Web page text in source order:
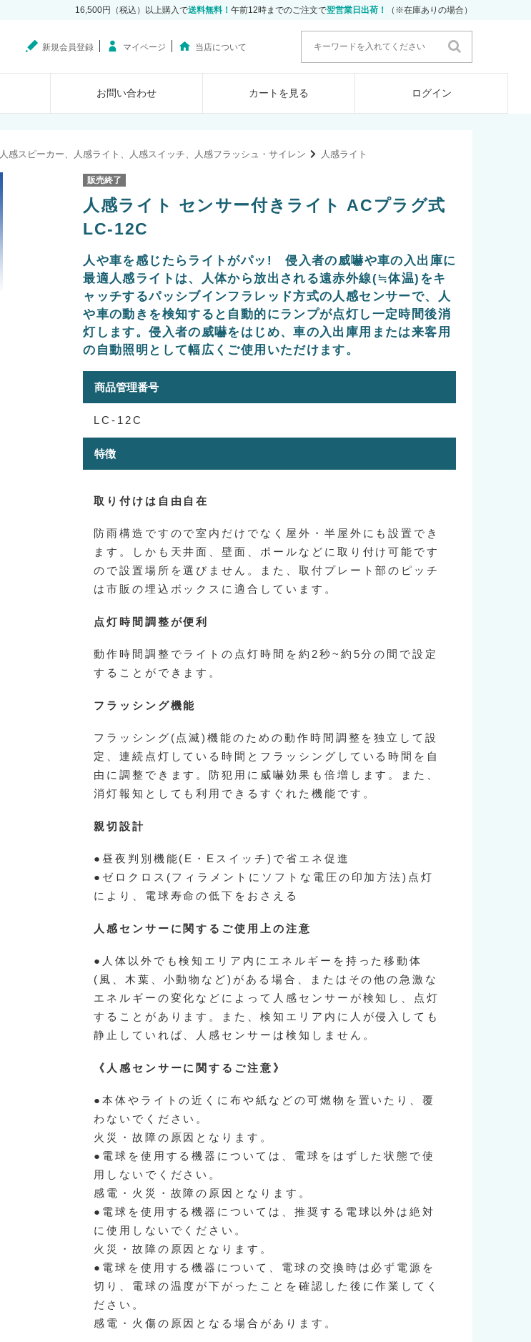
16,500円（税込）以上購入で送料無料！ 午前12時までのご注文で翌営業日出荷！ （※在庫ありの場合）
新規会員登録 マイページ 当店について
お問い合わせ カートを見る ログイン
人感スピーカー、人感ライト、人感スイッチ、人感フラッシュ・サイレン 人感ライト
販売終了
人感ライト センサー付きライト ACプラグ式
LC-12C
人や車を感じたらライトがパッ! 侵入者の威嚇や車の入出庫に
最適人感ライトは、人体から放出される遠赤外線(≒体温)をキ
ャッチするパッシブインフラレッド方式の人感センサーで、人
や車の動きを検知すると自動的にランプが点灯し一定時間後消
灯します。侵入者の威嚇をはじめ、車の入出庫用または来客用
の自動照明として幅広くご使用いただけます。
商品管理番号
LC-12C
特徴
取り付けは自由自在
防雨構造ですので室内だけでなく屋外・半屋外にも設置でき
ます。しかも天井面、壁面、ポールなどに取り付け可能です
ので設置場所を選びません。また、取付プレート部のピッチ
は市販の埋込ボックスに適合しています。
点灯時間調整が便利
動作時間調整でライトの点灯時間を約2秒~約5分の間で設定
することができます。
フラッシング機能
フラッシング(点滅)機能のための動作時間調整を独立して設
定、連続点灯している時間とフラッシングしている時間を自
由に調整できます。防犯用に威嚇効果も倍増します。また、
消灯報知としても利用できるすぐれた機能です。
親切設計
●昼夜判別機能(E・Eスイッチ)で省エネ促進
●ゼロクロス(フィラメントにソフトな電圧の印加方法)点灯
により、電球寿命の低下をおさえる
人感センサーに関するご使用上の注意
●人体以外でも検知エリア内にエネルギーを持った移動体
(風、木葉、小動物など)がある場合、またはその他の急激な
エネルギーの変化などによって人感センサーが検知し、点灯
することがあります。また、検知エリア内に人が侵入しても
静止していれば、人感センサーは検知しません。
《人感センサーに関するご注意》
●本体やライトの近くに布や紙などの可燃物を置いたり、覆
わないでください。
火災・故障の原因となります。
●電球を使用する機器については、電球をはずした状態で使
用しないでください。
感電・火災・故障の原因となります。
●電球を使用する機器については、推奨する電球以外は絶対
に使用しないでください。
火災・故障の原因となります。
●電球を使用する機器について、電球の交換時は必ず電源を
切り、電球の温度が下がったことを確認した後に作業してく
ださい。
感電・火傷の原因となる場合があります。